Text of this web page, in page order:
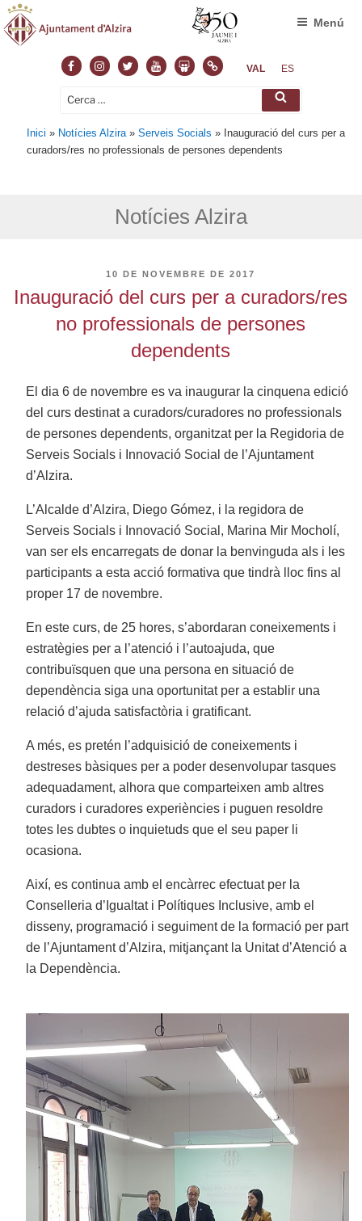
FacebookInstagram
TwitterYoutubeSlideshare
NormasVAL ES
Cerca: Cerca
Menú
Inici » Notícies Alzira »Serveis Socials » Inauguració del curs per a
curadors/res no professionals de persones dependents
Notícies Alzira
PUBLICAT
A
10 DE NOVEMBRE DE 2017
Inauguració del curs per a curadors/res
no professionals de persones
dependents
El dia 6 de novembre es va inaugurar la cinquena edició
del curs destinat a curadors/curadores no professionals
de persones dependents, organitzat per la Regidoria de
Serveis Socials i Innovació Social de l’Ajuntament
d’Alzira.
L’Alcalde d’Alzira, Diego Gómez, i la regidora de
Serveis Socials i Innovació Social, Marina Mir Mocholí,
van ser els encarregats de donar la benvinguda als i les
participants a esta acció formativaque tindrà lloc fins al
proper 17 de novembre.
En este curs, de 25 hores, s’abordaran coneixements i
estratègies per a l’atenció i l’autoajuda, que
contribuïsquen que una persona en situació de
dependència siga una oportunitat per a establir una
relació d’ajudasatisfactòria i gratificant.
A més, es pretén l’adquisició de coneixements i
destreses bàsiques per a poder desenvolupar tasques
adequadament, alhora que comparteixen amb altres
curadors i curadores experiències i puguen resoldre
totes les dubtes o inquietuds que elseu paper li
ocasiona.
Així, es continua amb el encàrrec efectuat per la
Conselleria d’Igualtat i Polítiques Inclusive, amb el
disseny, programació i seguiment de la formació per part
de l’Ajuntament d’Alzira, mitjançant la Unitat d’Atenció a
la Dependència.